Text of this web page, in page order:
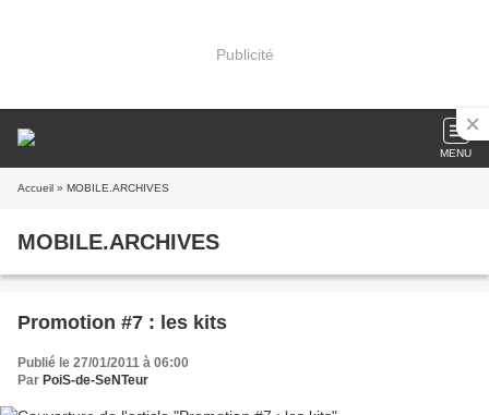
Publicité
MENU
Accueil » MOBILE.ARCHIVES
MOBILE.ARCHIVES
Promotion #7 : les kits
Publié le 27/01/2011 à 06:00
Par PoiS-de-SeNTeur